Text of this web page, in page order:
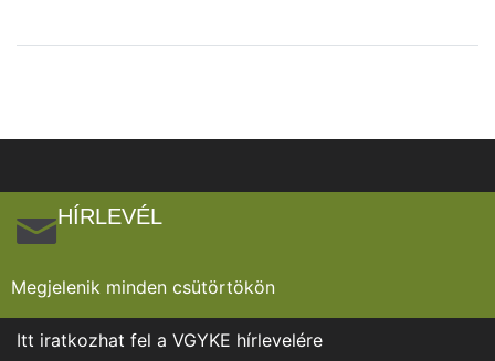
HÍRLEVÉL
Megjelenik minden csütörtökön
Itt iratkozhat fel a VGYKE hírlevelére